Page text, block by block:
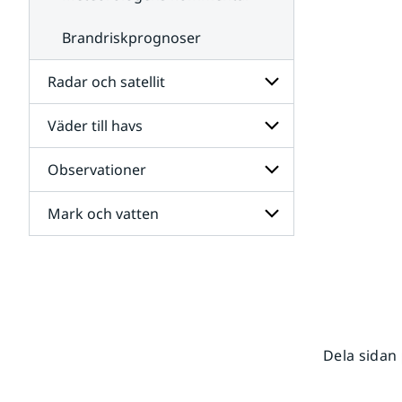
Brandriskprognoser
Radar och satellit
Undersidor
för
Radar
och
satellit
Väder till havs
Undersidor
för
Väder
till
havs
Observationer
Undersidor
för
Mark och vatten
Dela sidan